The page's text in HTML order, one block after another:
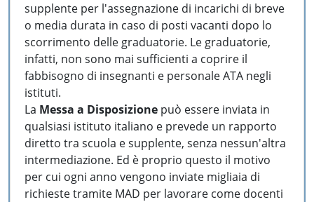
supplente per l'assegnazione di incarichi di breve
o media durata in caso di posti vacanti dopo lo
scorrimento delle graduatorie. Le graduatorie,
infatti, non sono mai sufficienti a coprire il
fabbisogno di insegnanti e personale ATA negli
istituti.
La Messa a Disposizione può essere inviata in
qualsiasi istituto italiano e prevede un rapporto
diretto tra scuola e supplente, senza nessun'altra
intermediazione. Ed è proprio questo il motivo
per cui ogni anno vengono inviate migliaia di
richieste tramite MAD per lavorare come docenti